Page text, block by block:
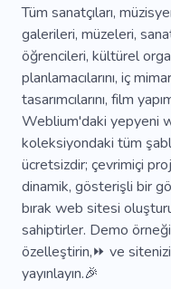
Mavi
Renkli
Giyim Tamiri
Özel Dikim Elbise
Elbise
Etkileyici
Minimalizm
Yaratıcı Ortam
Antika
Tüm sanatçıları,
galerileri, müzeleri,
öğrencileri, kültürel
planlamacılarını, iç
tasarımcılarını, film
Weblium'daki yepyeni
koleksiyondaki tüm
ücretsizdir; çevrimiçi
dinamik, gösterişli bir
bırak web sitesi
sahiptirler. Demo
özelleştirin,⏩ ve
yayınlayın.🎉